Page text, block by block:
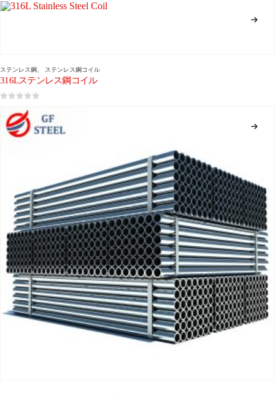
ステンレス鋼、 ステンレス鋼コイル
316Lステンレス鋼コイル